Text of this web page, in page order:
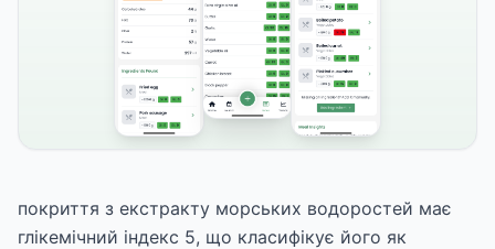
покриття з екстракту морських водоростей має
глікемічний індекс 5, що класифікує його як